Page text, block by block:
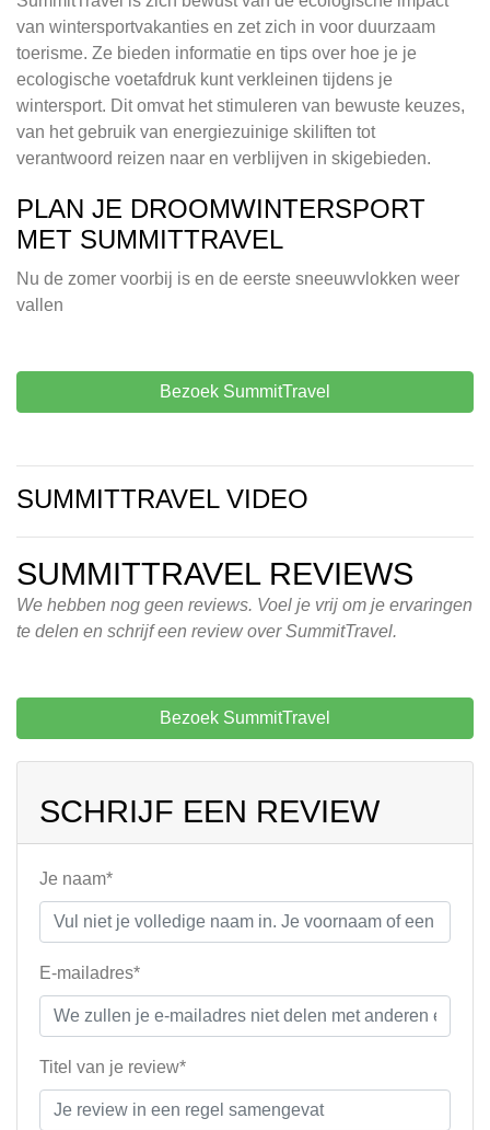
van wintersportvakanties en zet zich in voor duurzaam
toerisme. Ze bieden informatie en tips over hoe je je
ecologische voetafdruk kunt verkleinen tijdens je
wintersport. Dit omvat het stimuleren van bewuste keuzes,
van het gebruik van energiezuinige skiliften tot
verantwoord reizen naar en verblijven in skigebieden.
PLAN JE DROOMWINTERSPORT
MET SUMMITTRAVEL
Nu de zomer voorbij is en de eerste sneeuwvlokken weer
vallen
Bezoek SummitTravel
SUMMITTRAVEL VIDEO
SUMMITTRAVEL REVIEWS
We hebben nog geen reviews. Voel je vrij om je ervaringen
te delen en schrijf een review over SummitTravel.
Bezoek SummitTravel
SCHRIJF EEN REVIEW
Je naam*
E-mailadres*
Titel van je review*